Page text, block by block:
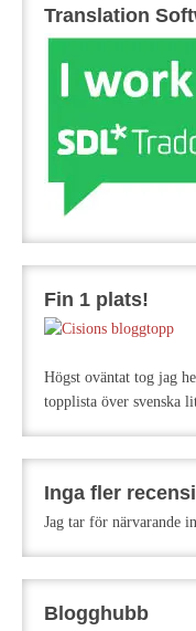
Translation
Fin 1 plats!
Högst oväntat tog jag
topplista över svenska
Inga fler
Jag tar för närvarande
Blogghubb